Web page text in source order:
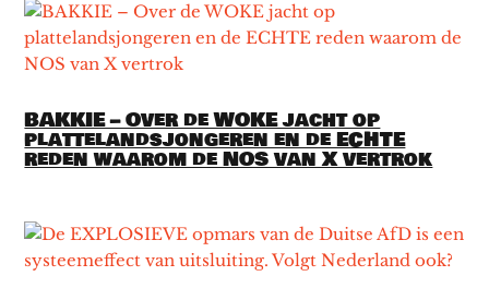
BAKKIE – Over de WOKE jacht op
plattelandsjongeren en de ECHTE
reden waarom de NOS van X vertrok